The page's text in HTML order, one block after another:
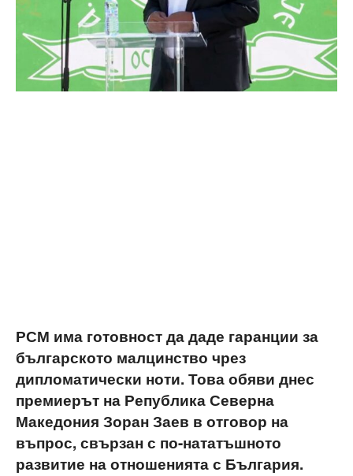
РСМ има готовност да даде гаранции за
българското малцинство чрез
дипломатически ноти. Това обяви днес
премиерът на Република Северна
Македония Зоран Заев в отговор на
въпрос, свързан с по-нататъшното
развитие на отношенията с България.